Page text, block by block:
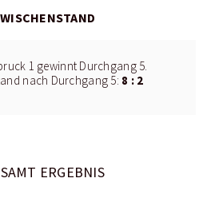
1 gewinnt Durchgang 5.
nach Durchgang 5: 8 : 2
ERGEBNIS